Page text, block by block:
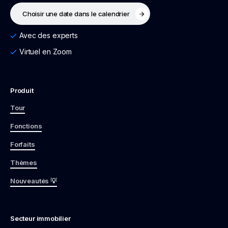
Choisir une date dans le calendrier
Avec des experts
Virtuel en Zoom
Produit
Tour
Fonctions
Forfaits
Thèmes
Nouveautés 💡
Secteur immobilier